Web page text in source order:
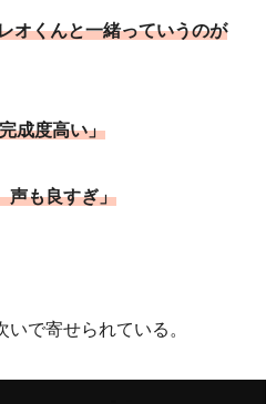
オくんと一緒っていうのが
成度高い」
声も良すぎ」
で寄せられている。